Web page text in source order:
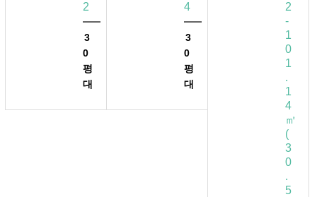
2
3
0
평
대
4
3
0
평
대
2
-
1
0
1
.
1
4
㎡
(
3
0
.
5